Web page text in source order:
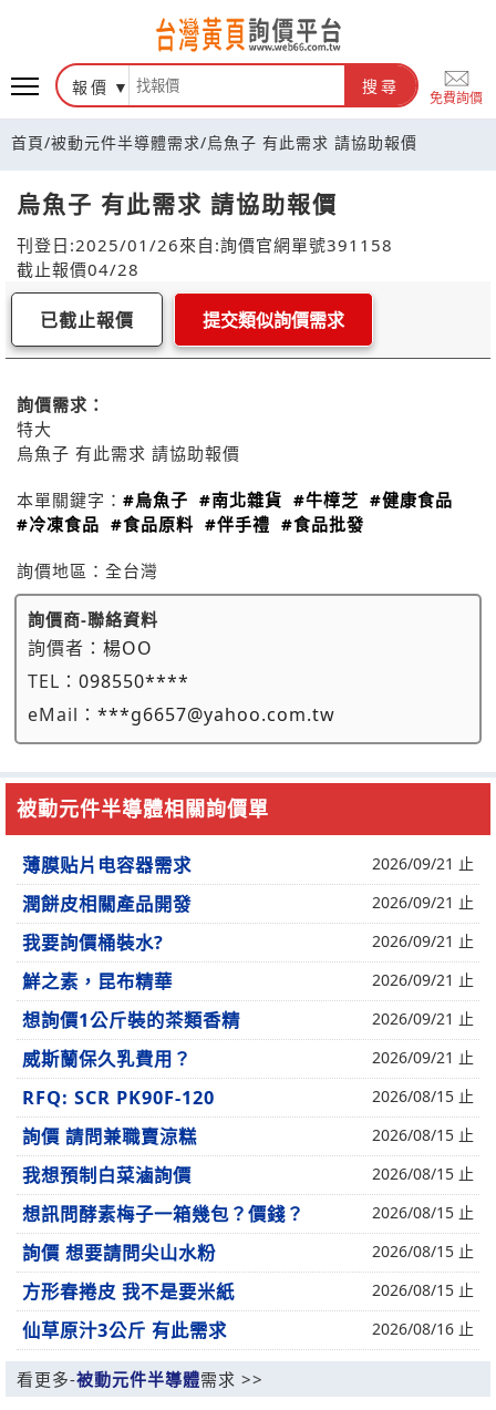
報價 搜尋
免費詢價
首頁/被動元件半導體需求/烏魚子 有此需求 請協助報價
烏魚子 有此需求 請協助報價
刊登日:2025/01/26來自:詢價官網單號391158
截止報價04/28
已截止報價 提交類似詢價需求
詢價需求：
特大
烏魚子 有此需求 請協助報價
本單關鍵字： #烏魚子 #南北雜貨 #牛樟芝 #健康食品
#冷凍食品 #食品原料 #伴手禮 #食品批發
詢價地區： 全台灣
詢價商-聯絡資料
詢價者： 楊OO
TEL： 098550****
eMail： ***g6657@yahoo.com.tw
被動元件半導體相關詢價單
薄膜贴片电容器需求 2026/09/21 止
潤餅皮相關產品開發 2026/09/21 止
我要詢價桶裝水? 2026/09/21 止
鮮之素，昆布精華 2026/09/21 止
想詢價1公斤裝的茶類香精 2026/09/21 止
威斯蘭保久乳費用？ 2026/09/21 止
RFQ: SCR PK90F-120 2026/08/15 止
詢價 請問兼職賣涼糕 2026/08/15 止
我想預制白菜滷詢價 2026/08/15 止
想訊問酵素梅子一箱幾包？價錢？ 2026/08/15 止
詢價 想要請問尖山水粉 2026/08/15 止
方形春捲皮 我不是要米紙 2026/08/15 止
仙草原汁3公斤 有此需求 2026/08/16 止
看更多-被動元件半導體需求 >>